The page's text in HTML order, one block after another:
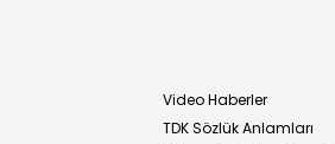
Video Haberler
TDK Sözlük Anlamları